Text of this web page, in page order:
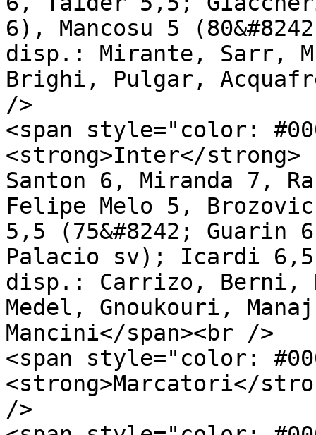
6), Mancosu 5
disp.: Mirante, Sarr,
Brighi, Pulgar,
/>
<span style="color:
<strong>Inter</
Santon 6, Miranda 7,
Felipe Melo 5,
5,5 (75&#8242;
Palacio sv); Icardi 6,5
disp.: Carrizo, Berni,
Medel, Gnoukouri,
Mancini</span><br />
<span style="color:
<strong>Marcatori</
/>